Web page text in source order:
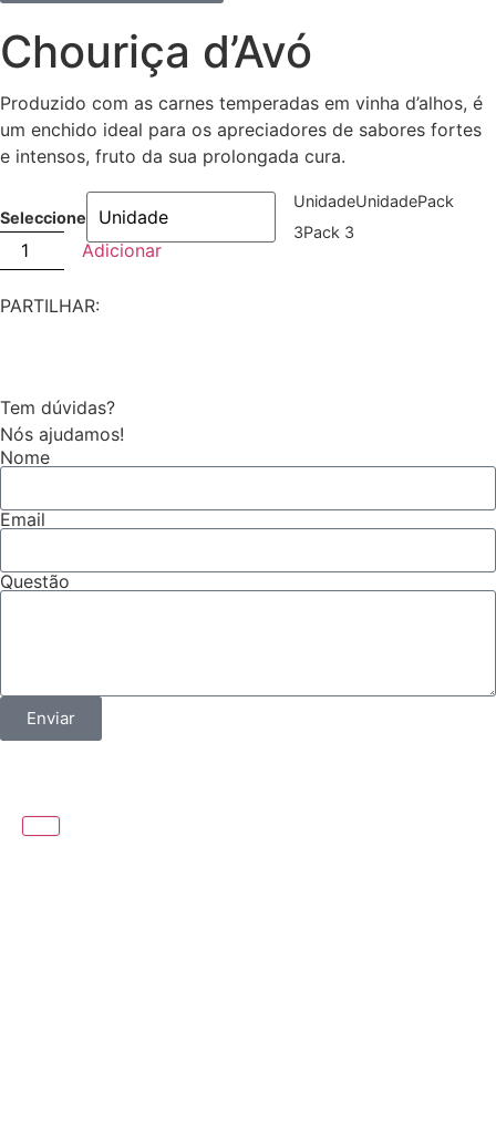
Chouriça d’Avó
Produzido com as carnes temperadas em vinha d’alhos, é
um enchido ideal para os apreciadores de sabores fortes
e intensos, fruto da sua prolongada cura.
Seleccione
UnidadeUnidadePack
3Pack 3
Adicionar
PARTILHAR:
Tem dúvidas?
Nós ajudamos!
Nome
Email
Questão
Enviar